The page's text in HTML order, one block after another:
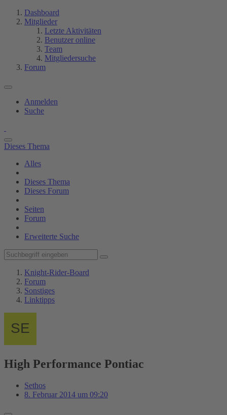
Dashboard
Mitglieder
Letzte Aktivitäten
Benutzer online
Team
Mitgliedersuche
Forum
Anmelden
Suche
Dieses Thema
Alles
Dieses Thema
Dieses Forum
Seiten
Forum
Erweiterte Suche
Knight-Rider-Board
Forum
Sonstiges
Linktipps
High Performance Pontiac
Sethos
8. Februar 2014 um 09:20